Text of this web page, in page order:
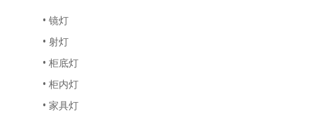
• 镜灯
• 射灯
• 柜底灯
• 柜内灯
• 家具灯